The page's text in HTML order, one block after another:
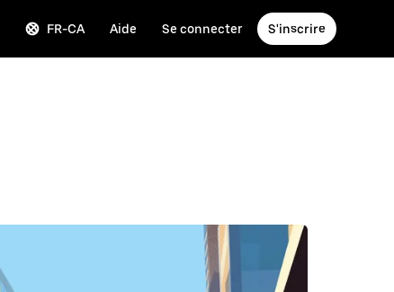
FR-CA Aide Se connecter S'inscrire